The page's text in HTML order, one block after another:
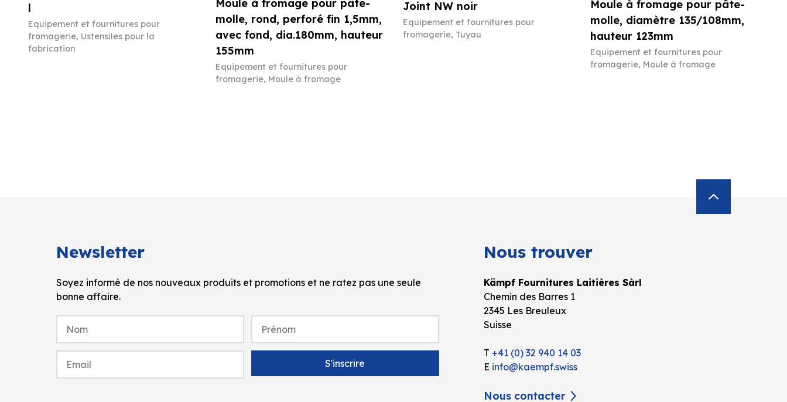
l
Equipement et fournitures pour
fromagerie, Ustensiles pour la
fabrication
Moule à fromage pour pâte-
molle, rond, perforé fin 1,5mm,
avec fond, dia.180mm, hauteur
155mm
Equipement et fournitures pour
fromagerie, Moule à fromage
Joint NW noir
Equipement et fournitures pour
fromagerie, Tuyau
Moule à fromage pour pâte-
molle, diamètre 135/108mm,
hauteur 123mm
Equipement et fournitures pour
fromagerie, Moule à fromage
Newsletter
Soyez informé de nos nouveaux produits et promotions et ne ratez pas une seule
bonne affaire.
Nous trouver
Kämpf Fournitures Laitières Sàrl
Chemin des Barres 1
2345 Les Breuleux
Suisse
T +41 (0) 32 940 14 03
E info@kaempf.swiss
Nous contacter